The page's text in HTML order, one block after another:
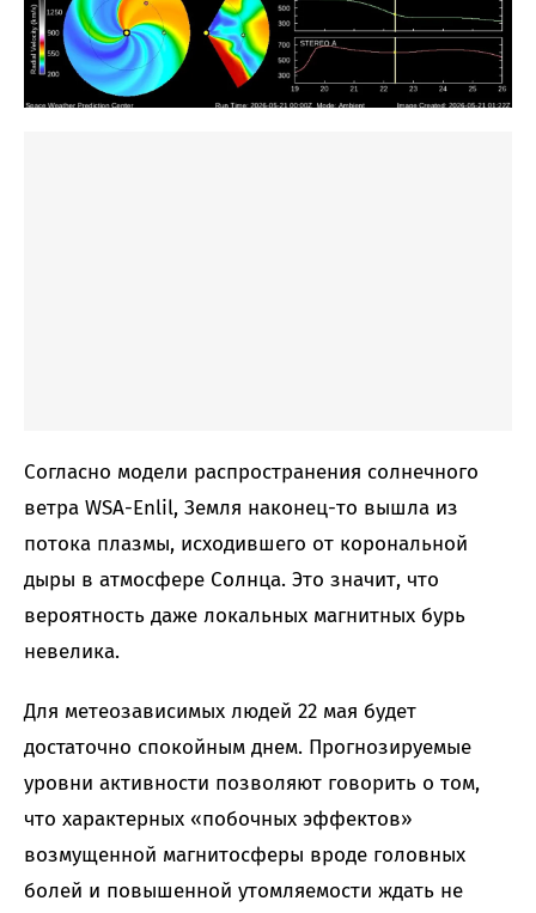
Согласно модели распространения солнечного
ветра WSA-Enlil, Земля наконец-то вышла из
потока плазмы, исходившего от корональной
дыры в атмосфере Солнца. Это значит, что
вероятность даже локальных магнитных бурь
невелика.
Для метеозависимых людей 22 мая будет
достаточно спокойным днем. Прогнозируемые
уровни активности позволяют говорить о том,
что характерных «побочных эффектов»
возмущенной магнитосферы вроде головных
болей и повышенной утомляемости ждать не